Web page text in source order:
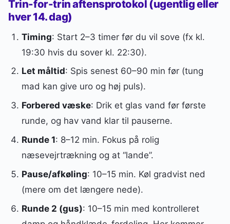
Trin-for-trin aftensprotokol (ugentlig eller
hver 14. dag)
Timing: Start 2–3 timer før du vil sove (fx kl.
19:30 hvis du sover kl. 22:30).
Let måltid: Spis senest 60–90 min før (tung
mad kan give uro og høj puls).
Forbered væske: Drik et glas vand før første
runde, og hav vand klar til pauserne.
Runde 1: 8–12 min. Fokus på rolig
næsevejrtrækning og at “lande”.
Pause/afkøling: 10–15 min. Køl gradvist ned
(mere om det længere nede).
Runde 2 (gus): 10–15 min med kontrolleret